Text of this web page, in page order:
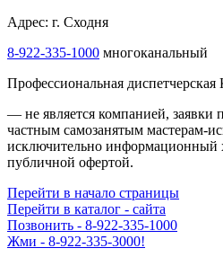
Адрес: г. Сходня
8-922-335-1000 многоканальный
Профессиональная диспетчерская
— не является компанией, заявки
частным самозанятым
исключительно информационный
публичной офертой.
Перейти в начало страницы
Перейти в каталог - сайта
Позвонить - 8-922-335-1000
Жми - 8-922-335-3000!